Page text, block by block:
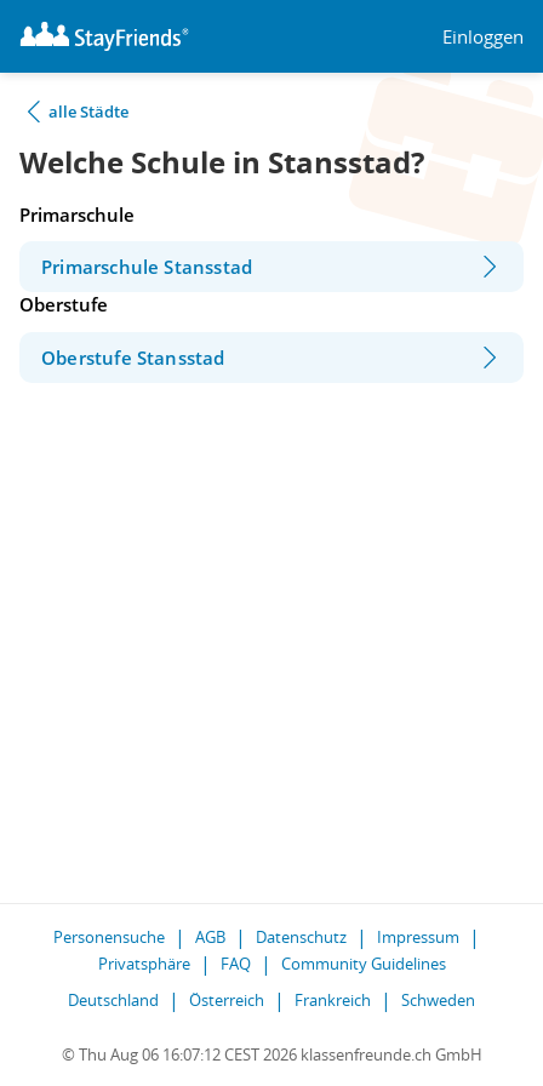
Einloggen
alle Städte
Welche Schule in Stansstad?
Primarschule
Primarschule Stansstad
Oberstufe
Oberstufe Stansstad
Personensuche AGB Datenschutz
Impressum
Privatsphäre
FAQ
Community Guidelines
Deutschland
Österreich Frankreich Schweden
© Thu Aug 06 16:07:12 CEST 2026 klassenfreunde.ch GmbH